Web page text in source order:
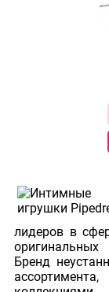
лидеров в
Бренд